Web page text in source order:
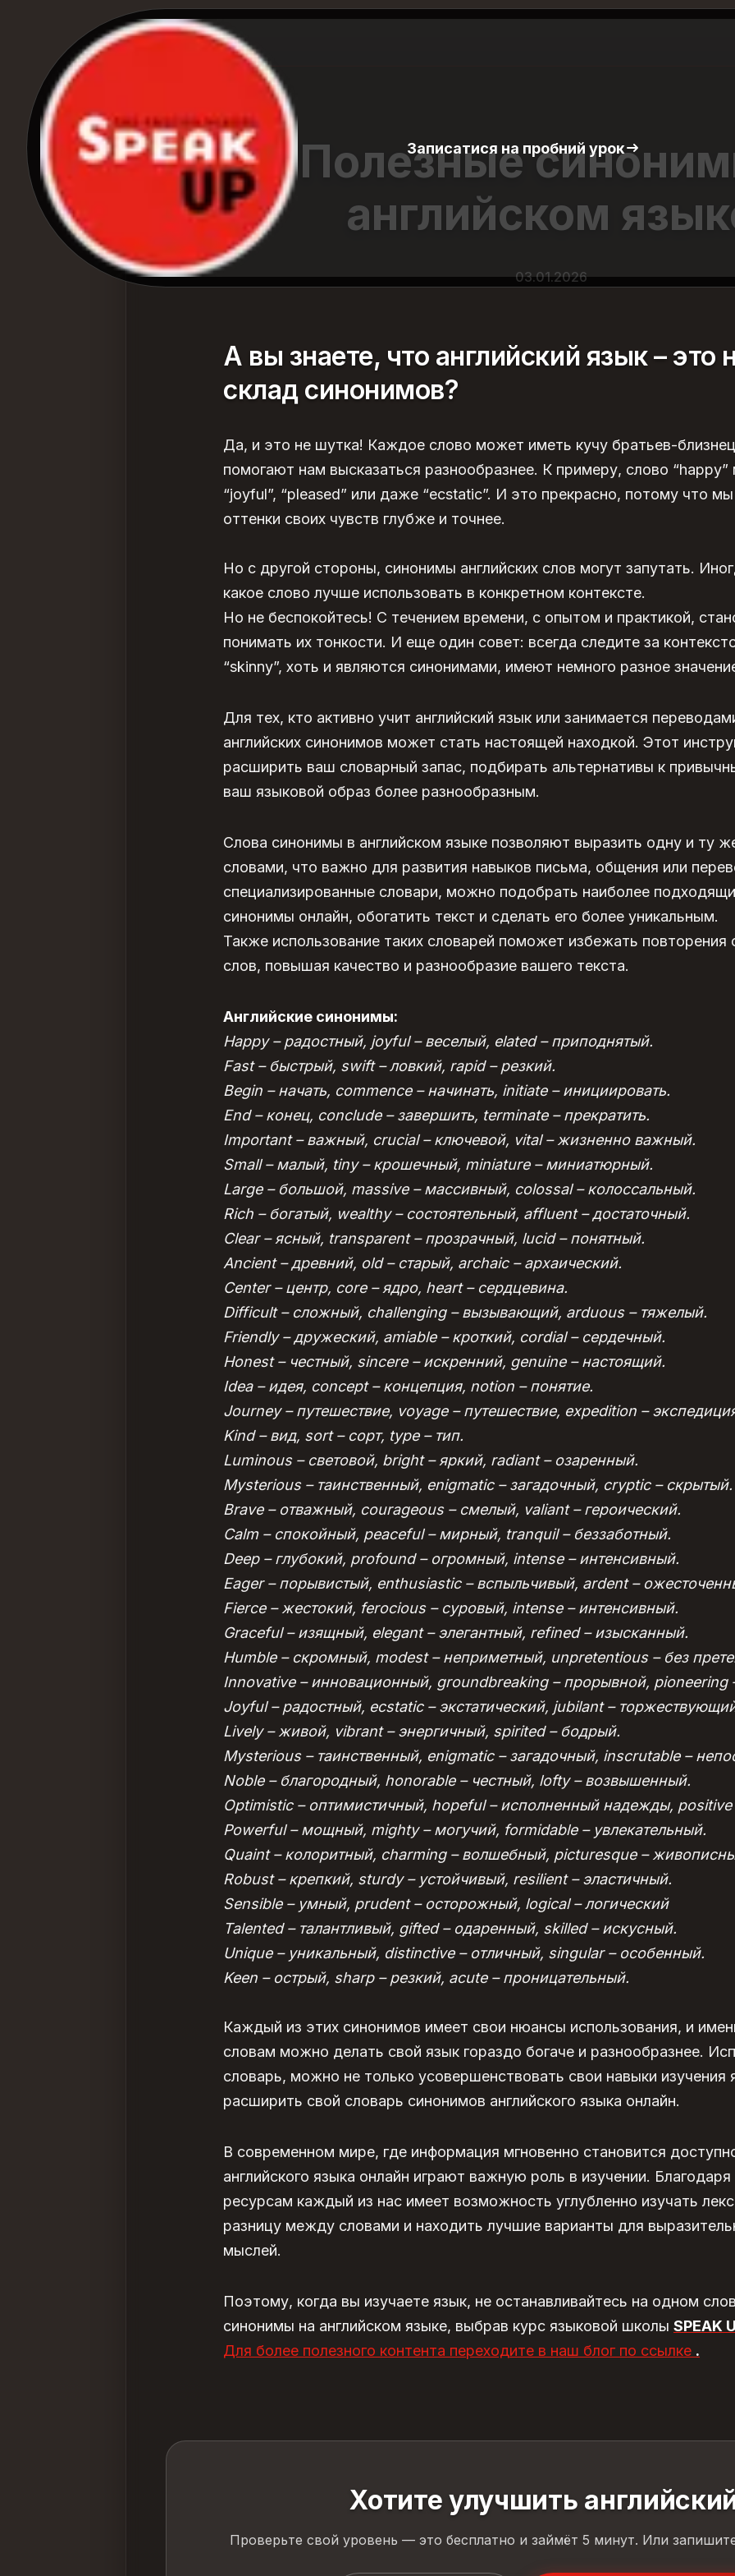
Записатися на пробний урок
Полезные
английском
03.01.2026
А вы знаете, что английский язык – это
склад синонимов?
Да, и это не шутка! Каждое слово может иметь кучу братьев-
помогают нам высказаться разнообразнее. К примеру, слово
“joyful”, “pleased” или даже “ecstatic”. И это прекрасно, потому что
оттенки своих чувств глубже и точнее.
Но с другой стороны, синонимы английских слов могут запутать.
какое слово лучше использовать в конкретном контексте.
Но не беспокойтесь! С течением времени, с опытом и практикой,
понимать их тонкости. И еще один совет: всегда следите за
“skinny”, хоть и являются синонимами, имеют немного разное
Для тех, кто активно учит английский язык или занимается
английских синонимов может стать настоящей находкой. Этот
расширить ваш словарный запас, подбирать альтернативы к
ваш языковой образ более разнообразным.
Слова синонимы в английском языке позволяют выразить одну и ту
словами, что важно для развития навыков письма, общения или
специализированные словари, можно подобрать наиболее
синонимы онлайн, обогатить текст и сделать его более уникальным.
Также использование таких словарей поможет избежать повторения
слов, повышая качество и разнообразие вашего текста.
Английские синонимы:
Happy – радостный, joyful – веселый, elated – приподнятый.
Fast – быстрый, swift – ловкий, rapid – резкий.
Begin – начать, commence – начинать, initiate – инициировать.
End – конец, conclude – завершить, terminate – прекратить.
Important – важный, crucial – ключевой, vital – жизненно важный.
Small – малый, tiny – крошечный, miniature – миниатюрный.
Large – большой, massive – массивный, colossal – колоссальный.
Rich – богатый, wealthy – состоятельный, affluent – достаточный.
Clear – ясный, transparent – прозрачный, lucid – понятный.
Ancient – древний, old – старый, archaic – архаический.
Center – центр, core – ядро, heart – сердцевина.
Difficult – сложный, challenging – вызывающий, arduous – тяжелый.
Friendly – дружеский, amiable – кроткий, cordial – сердечный.
Honest – честный, sincere – искренний, genuine – настоящий.
Idea – идея, concept – концепция, notion – понятие.
Journey – путешествие, voyage – путешествие, expedition –
Kind – вид, sort – сорт, type – тип.
Luminous – световой, bright – яркий, radiant – озаренный.
Mysterious – таинственный, enigmatic – загадочный, cryptic – скрытый.
Brave – отважный, courageous – смелый, valiant – героический.
Calm – спокойный, peaceful – мирный, tranquil – беззаботный.
Deep – глубокий, profound – огромный, intense – интенсивный.
Eager – порывистый, enthusiastic – вспыльчивый, ardent –
Fierce – жестокий, ferocious – суровый, intense – интенсивный.
Graceful – изящный, elegant – элегантный, refined – изысканный.
Humble – скромный, modest – неприметный, unpretentious – без
Innovative – инновационный, groundbreaking – прорывной, pioneering
Joyful – радостный, ecstatic – экстатический, jubilant –
Lively – живой, vibrant – энергичный, spirited – бодрый.
Mysterious – таинственный, enigmatic – загадочный, inscrutable –
Noble – благородный, honorable – честный, lofty – возвышенный.
Optimistic – оптимистичный, hopeful – исполненный надежды,
Powerful – мощный, mighty – могучий, formidable – увлекательный.
Quaint – колоритный, charming – волшебный, picturesque –
Robust – крепкий, sturdy – устойчивый, resilient – эластичный.
Sensible – умный, prudent – осторожный, logical – логический
Talented – талантливый, gifted – одаренный, skilled – искусный.
Unique – уникальный, distinctive – отличный, singular – особенный.
Keen – острый, sharp – резкий, acute – проницательный.
Каждый из этих синонимов имеет свои нюансы использования, и
словам можно делать свой язык гораздо богаче и разнообразнее.
словарь, можно не только усовершенствовать свои навыки изучения
расширить свой словарь синонимов английского языка онлайн.
В современном мире, где информация мгновенно становится
английского языка онлайн играют важную роль в изучении.
ресурсам каждый из нас имеет возможность углубленно изучать
разницу между словами и находить лучшие варианты для
мыслей.
Поэтому, когда вы изучаете язык, не останавливайтесь на одном
синонимы на английском языке, выбрав курс языковой школы SPEAK
Для более полезного контента переходите в наш блог по ссылке .
Хотите улучшить
Проверьте свой уровень — это бесплатно и займёт 5 минут. Или